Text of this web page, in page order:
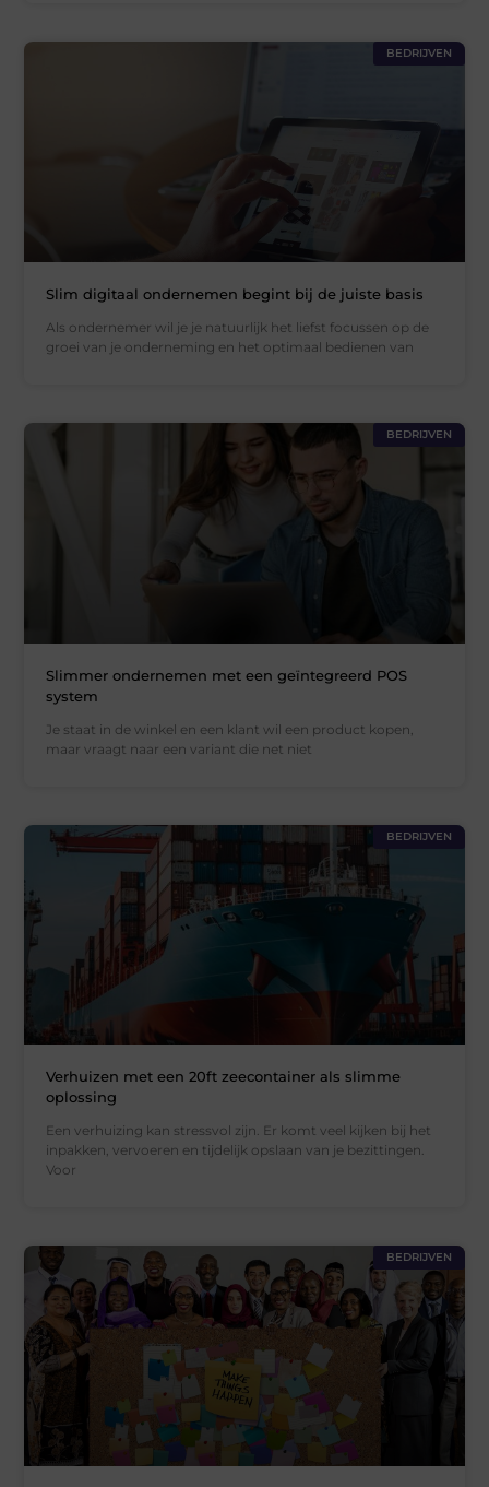
BEDRIJVEN
Slim digitaal ondernemen begint bij de juiste basis
Als ondernemer wil je je natuurlijk het liefst focussen op de
groei van je onderneming en het optimaal bedienen van
BEDRIJVEN
Slimmer ondernemen met een geïntegreerd POS
system
Je staat in de winkel en een klant wil een product kopen,
maar vraagt naar een variant die net niet
BEDRIJVEN
Verhuizen met een 20ft zeecontainer als slimme
oplossing
Een verhuizing kan stressvol zijn. Er komt veel kijken bij het
inpakken, vervoeren en tijdelijk opslaan van je bezittingen.
Voor
BEDRIJVEN